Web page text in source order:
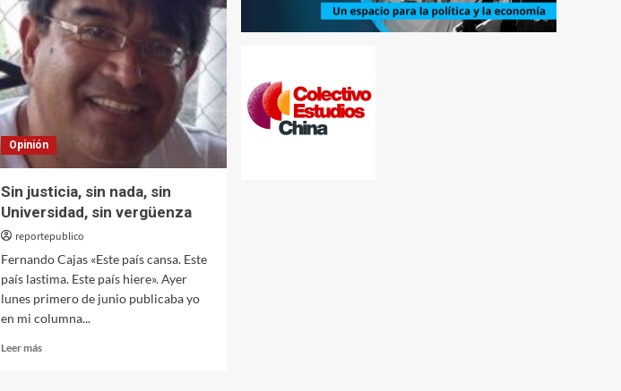
de
la
USAC
y
liberación
Opinión
Sin justicia, sin nada, sin
Universidad, sin vergüenza
reportepublico
Fernando Cajas «Este país cansa. Este
país lastima. Este país hiere». Ayer
lunes primero de junio publicaba yo
en mi columna...
Leer másLeer